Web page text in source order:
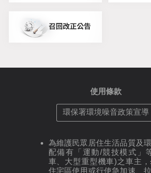
使用條款
環保署環境噪音政策宣導
為維護民眾居住生活品質及
配備有「運動/競技模式」
車、大型重型機車)之車主
住宅區使用或行使急加速、